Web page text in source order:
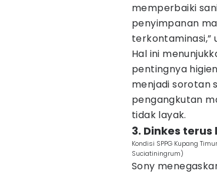
memperbaiki
penyimpanan
terkontaminasi,”
Hal ini
pentingnya
menjadi sorotan
pengangkutan
tidak layak.
3. Dinkes
Kondisi SPPG Kupang
Suciatiningrum)
Sony